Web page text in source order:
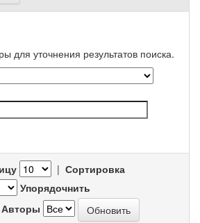
для уточнения результатов поиска.
| Сортировка
Упорядочнить
Авторы